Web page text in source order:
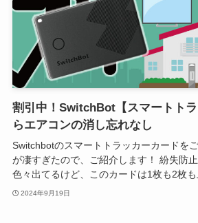
割引中！SwitchBot【スマートト
らエアコンの消し忘れなし
Switchbotのスマートトラッカーカードを
が凄すぎたので、ご紹介します！ 紛失防
色々出てるけど、このカードは1枚も2枚も
2024年9月19日